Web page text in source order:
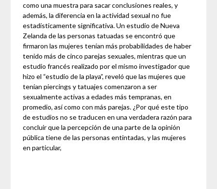
como una muestra para sacar conclusiones reales, y
además, la diferencia en la actividad sexual no fue
estadísticamente significativa. Un estudio de Nueva
Zelanda de las personas tatuadas se encontró que
firmaron las mujeres tenían más probabilidades de haber
tenido más de cinco parejas sexuales, mientras que un
estudio francés realizado por el mismo investigador que
hizo el “estudio de la playa”, reveló que las mujeres que
tenían piercings y tatuajes comenzaron a ser
sexualmente activas a edades más tempranas, en
promedio, así como con más parejas. ¿Por qué este tipo
de estudios no se traducen en una verdadera razón para
concluir que la percepción de una parte de la opinión
pública tiene de las personas entintadas, y las mujeres
en particular,